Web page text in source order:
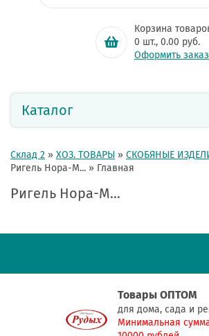
Корзина
0 шт., 0.00 руб.
Оформить заказ
Каталог
Склад 2 » ХОЗ. ТОВАРЫ » СКОБЯНЫЕ
Ригель Нора-М... » Главная
Ригель Нора-М...
Товары ОПТОМ
для дома, сада и
Минимальная